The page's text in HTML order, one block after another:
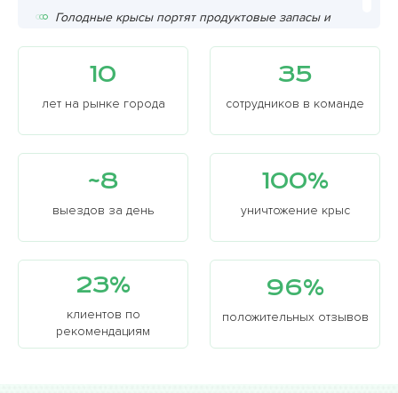
Голодные крысы портят продуктовые запасы и
некоторые могут даже укусить взрослых и детей.
Даже во многих сказках крысы – это
10
лет на рынке города
35
сотрудников в команде
~8
выездов за день
100%
уничтожение крыс
23%
клиентов по
рекомендациям
96%
положительных отзывов